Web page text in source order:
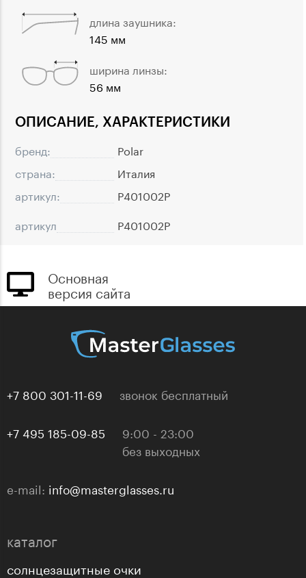
ОПИСАНИЕ, ХАРАКТЕРИСТИКИ
бренд:
Polar
страна:
Италия
артикул:
P401002P
артикул
P401002P
длина заушника:
145 мм
ширина линзы:
56 мм
Основная
версия сайта
+7 800 301-11-69 звонок бесплатный
+7 495 185-09-85
9:00 - 23:00
без выходных
e-mail: info@masterglasses.ru
каталог
солнцезащитные очки